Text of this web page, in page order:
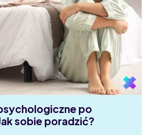
po
sobie poradzić?